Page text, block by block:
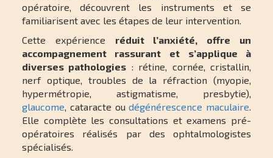
opératoire, découvrent les instruments et se
familiarisent avec les étapes de leur intervention.
Cette expérience réduit l’anxiété, offre un
accompagnement rassurant et s’applique à
diverses pathologies : rétine, cornée, cristallin,
nerf optique, troubles de la réfraction (myopie,
hypermétropie, astigmatisme, presbytie),
glaucome, cataracte oudégénérescence maculaire.
Elle complète les consultations et examens pré-
opératoires réalisés par des ophtalmologistes
spécialisés.